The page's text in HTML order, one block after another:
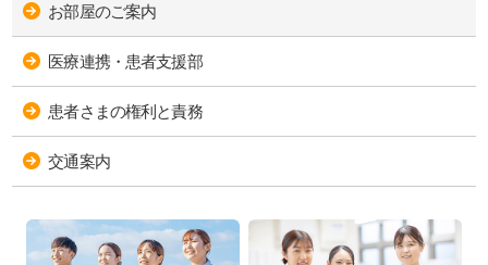
お部屋のご案内
医療連携・患者支援部
患者さまの権利と責務
交通案内